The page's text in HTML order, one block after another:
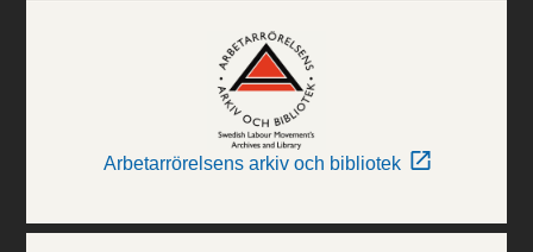
Arbetarrörelsens arkiv och bibliotek